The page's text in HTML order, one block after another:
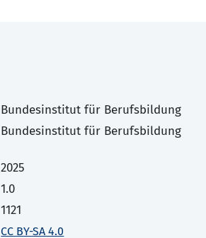
Bundesinstitut für Berufsbildung
Bundesinstitut für Berufsbildung
2025
1.0
1121
CC BY-SA 4.0